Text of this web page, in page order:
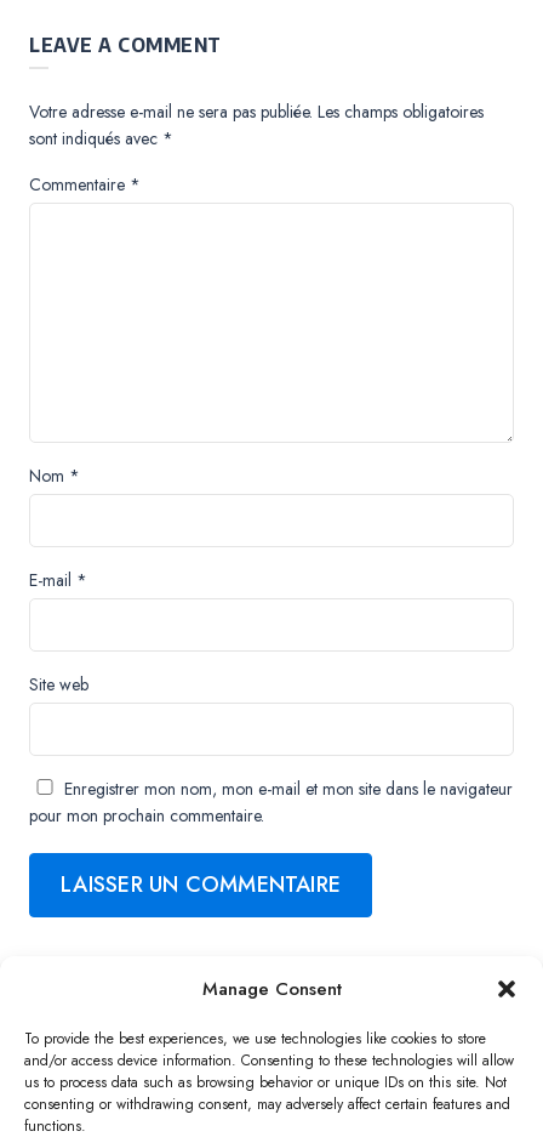
Manage Consent
To provide the best experiences, we use technologies like cookies to store
and/or access device information. Consenting to these technologies will allow
us to process data such as browsing behavior or unique IDs on this site. Not
consenting or withdrawing consent, may adversely affect certain features and
functions.
LEAVE A COMMENT
Votre adresse e-mail ne sera pas publiée. Les champs obligatoires
sont indiqués avec *
Commentaire *
Nom *
E-mail *
Site web
Enregistrer mon nom, mon e-mail et mon site dans le navigateur
pour mon prochain commentaire.